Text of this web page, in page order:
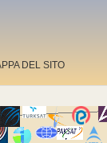
DEL SITO